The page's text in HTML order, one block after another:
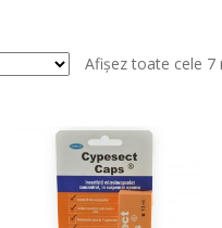
Afișez toate cele 7